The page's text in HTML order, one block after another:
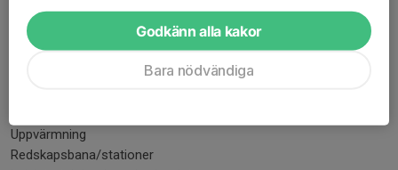
Vad kostar det?
Se alla avgifter här
Uppvärmning
Redskapsbana/stationer
Godkänn alla kakor
Bara nödvändiga